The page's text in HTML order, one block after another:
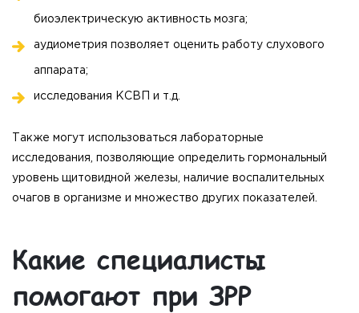
биоэлектрическую активность мозга;
аудиометрия позволяет оценить работу слухового
аппарата;
исследования КСВП и т.д.
Также могут использоваться лабораторные
исследования, позволяющие определить гормональный
уровень щитовидной железы, наличие воспалительных
очагов в организме и множество других показателей.
Какие специалисты
помогают при ЗРР